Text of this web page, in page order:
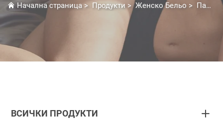
Начална страница > Продукти >Женско Бельо > Памучно бельо
ВСИЧКИ ПРОДУКТИ